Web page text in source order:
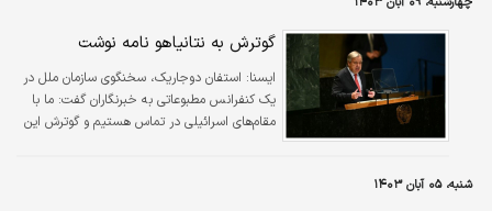
گوترش به نتانیاهو نامه نوشت
ایسنا: استفان دوجاریک، سخنگوی سازمان ملل در
یک کنفرانس مطبوعاتی به خبرنگاران گفت: ما با
مقام‌های اسرائیلی در تماس هستیم و گوترش این
شنبه، ۰۵ آبان ۱۴۰۳